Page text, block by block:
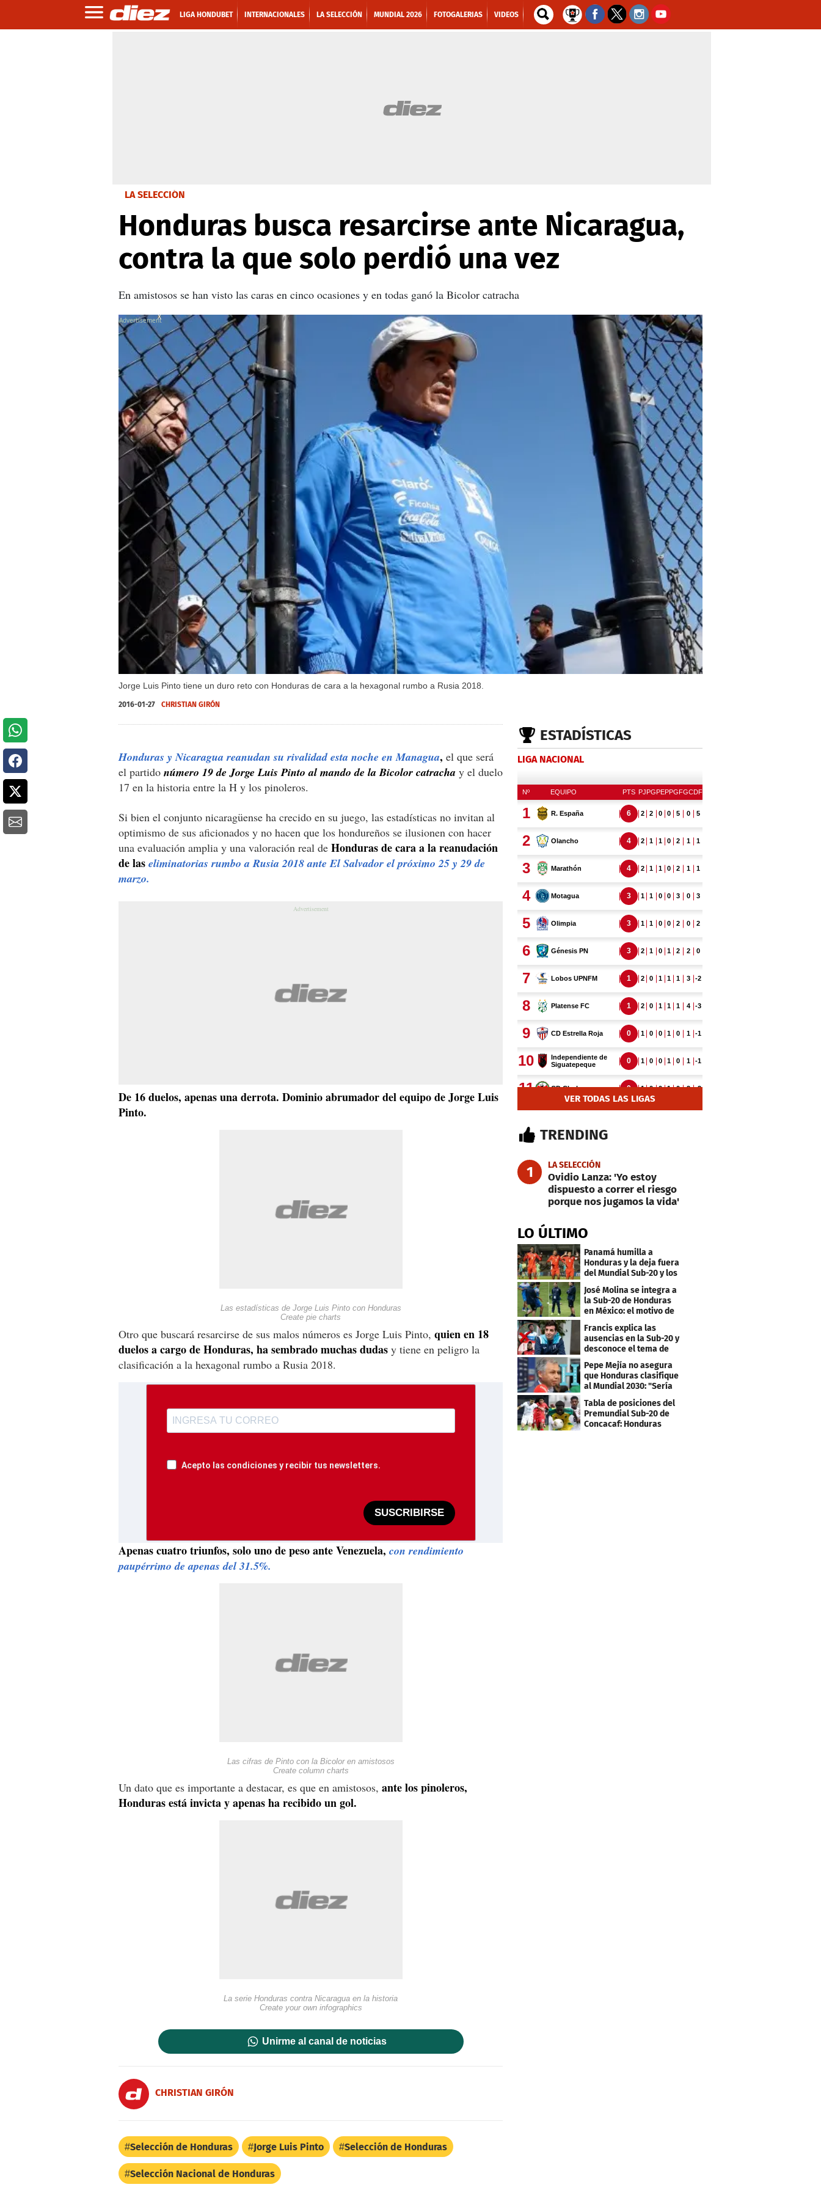
LIGA HONDUBET INTERNACIONALES LA SELECCIÓN MUNDIAL 2026 FOTOGALERIAS VIDEOS
LA SELECCIÓN
Honduras busca resarcirse ante Nicaragua,
contra la que solo perdió una vez
En amistosos se han visto las caras en cinco ocasiones y en todas ganó la Bicolor catracha
Jorge Luis Pinto tiene un duro reto con Honduras de cara a la hexagonal rumbo a Rusia 2018.
X
2016-01-27 CHRISTIAN GIRÓN
Honduras y Nicaragua reanudan su rivalidad esta noche en Managua, el que será
el partido número 19 de Jorge Luis Pinto al mando de la Bicolor catracha y el duelo
17 en la historia entre la H y los pinoleros.
Si bien el conjunto nicaragüense ha crecido en su juego, las estadísticas no invitan al
optimismo de sus aficionados y no hacen que los hondureños se ilusionen con hacer
una evaluación amplia y una valoración real de Honduras de cara a la reanudación
de las eliminatorias rumbo a Rusia 2018 ante El Salvador el próximo 25 y 29 de
marzo.
De 16 duelos, apenas una derrota. Dominio abrumador del equipo de Jorge Luis
Pinto.
Las estadísticas de Jorge Luis Pinto con Honduras
Create pie charts
Otro que buscará resarcirse de sus malos números es Jorge Luis Pinto, quien en 18
duelos a cargo de Honduras, ha sembrado muchas dudas y tiene en peligro la
clasificación a la hexagonal rumbo a Rusia 2018.
Acepto las condiciones y recibir tus newsletters.
SUSCRIBIRSE
Apenas cuatro triunfos, solo uno de peso ante Venezuela, con rendimiento
paupérrimo de apenas del 31.5%.
Las cifras de Pinto con la Bicolor en amistosos
Create column charts
Un dato que es importante a destacar, es que en amistosos, ante los pinoleros,
Honduras está invicta y apenas ha recibido un gol.
La serie Honduras contra Nicaragua en la historia
Create your own infographics
Unirme al canal de noticias
CHRISTIAN GIRÓN
Selección de Honduras Jorge Luis Pinto Selección de Honduras
Selección Nacional de Honduras
ESTADÍSTICAS
LIGA NACIONAL
VER TODAS LAS LIGAS
TRENDING
1 LA SELECCIÓN
Ovidio Lanza: 'Yo estoy
dispuesto a correr el riesgo
porque nos jugamos la vida'
LO ÚLTIMO
Panamá humilla a
Honduras y la deja fuera
del Mundial Sub-20 y los
Juegos Olímpicos
José Molina se integra a
la Sub-20 de Honduras
en México: el motivo de
su viaje
Francis explica las
ausencias en la Sub-20 y
desconoce el tema de
los tiktokers
Pepe Mejía no asegura
que Honduras clasifique
al Mundial 2030: "Sería
mentir"
Tabla de posiciones del
Premundial Sub-20 de
Concacaf: Honduras